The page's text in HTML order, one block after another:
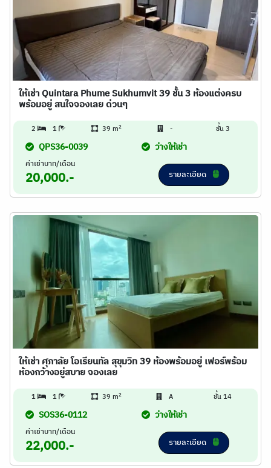
ให้เช่า Quintara Phume Sukhumvit 39 ชั้น 3 ห้องแต่งครบ
พร้อมอยู่ สนใจจองเลย ด่วนๆ
2 1 39 m2 - ชั้น 3
QPS36-0039 ว่างให้เช่า
ค่าเช่าบาท/เดือน
20,000.- รายละเอียด
ให้เช่า ศุภาลัย โอเรียนทัล สุขุมวิท 39 ห้องพร้อมอยู่ เฟอร์พร้อม
ห้องกว้างอยู่สบาย จองเลย
1 1 39 m2 A ชั้น 14
SOS36-0112 ว่างให้เช่า
ค่าเช่าบาท/เดือน
22,000.- รายละเอียด